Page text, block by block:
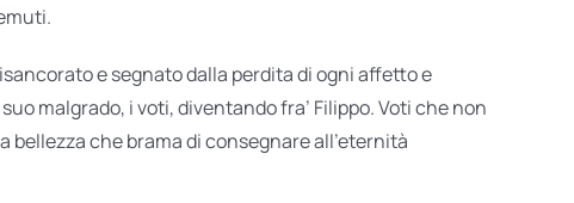
e segnato dalla perdita di ogni affetto e
malgrado, i voti, diventando fra’ Filippo. Voti che non
che brama di consegnare all’eternità